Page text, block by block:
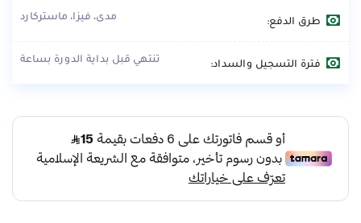
طرق الدفع: مدى، فيزا، ماستركارد
فترة التسجيل والسداد: تنتهي قبل بداية الدورة بساعة